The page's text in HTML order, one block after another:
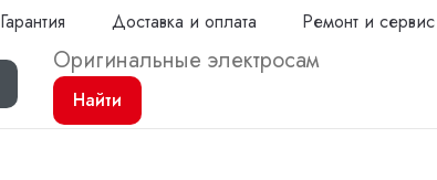
Гарантия Доставка и оплата Ремонт и сервис
Найти